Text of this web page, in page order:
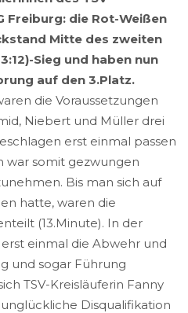
Freiburg: die Rot-Weißen
Mitte des zweiten
Sieg und haben nun
auf den 3.Platz.
die Voraussetzungen
Niebert und Müller drei
erst einmal passen
war somit gezwungen
Bis man sich auf
hatte, waren die
(13.Minute). In der
einmal die Abwehr und
und sogar Führung
TSV-Kreisläuferin Fanny
Disqualifikation